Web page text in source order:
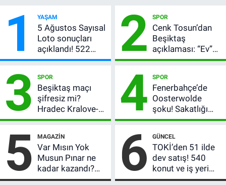
1 YAŞAM
5 Ağustos Sayısal
Loto sonuçları
açıklandı! 522
milyon TL devretti
2 SPOR
Cenk Tosun’dan
Beşiktaş
açıklaması: “Ev”
dedi, asıl mesajı
verdi
3 SPOR
Beşiktaş maçı
şifresiz mi?
Hradec Kralove-
Beşiktaş hangi
kaçta?
4 SPOR
Fenerbahçe’de
Oosterwolde
şoku! Sakatlığı
ciddi mi, kaç hafta
5 MAGAZIN
Var Mısın Yok
Musun Pınar ne
kadar kazandı?
Son teklifi
6 GÜNCEL
TOKİ’den 51 ilde
dev satış! 540
konut ve iş yeri
için 10 yıl vade